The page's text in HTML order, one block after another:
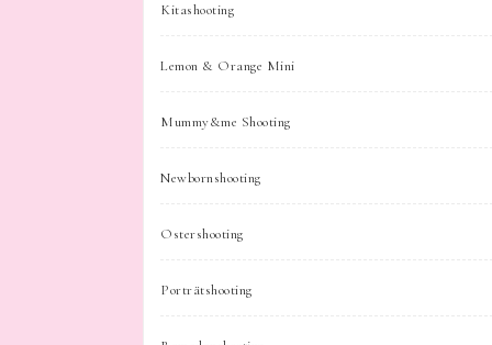
Kitashooting
Lemon & Orange Mini
Mummy&me Shooting
Newbornshooting
Ostershooting
Porträtshooting